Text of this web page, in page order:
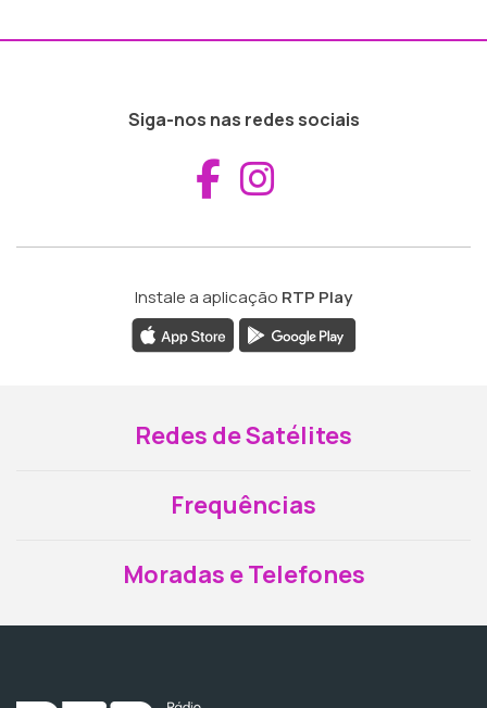
Siga-nos nas redes sociais
Aceder ao
Instale a aplicação RTP Play
Redes de Satélites
Frequências
Moradas e Telefones